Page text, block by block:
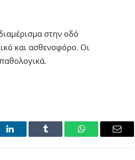
στην οδό
και ασθενοφόρο. Οι
LinkedIn Tumblr WhatsAppEmail